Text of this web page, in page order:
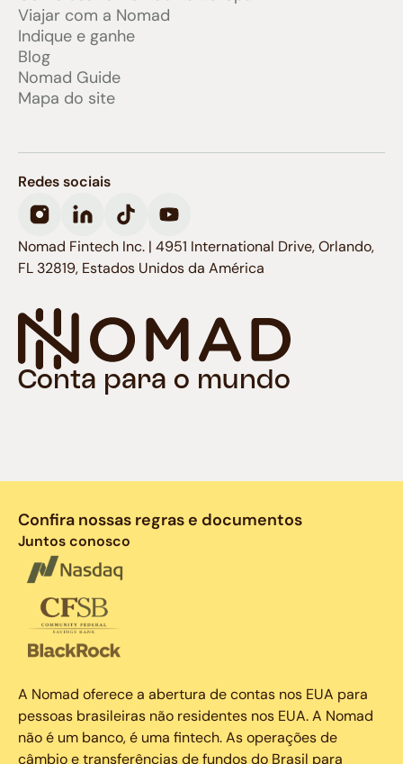
Viajar com a Nomad
Indique e ganhe
Blog
Nomad Guide
Mapa do site
Conta para o mundo
Redes sociais
Nomad Fintech Inc. | 4951 International Drive, Orlando,
FL 32819, Estados Unidos da América
Confira nossas regras e documentos
Juntos conosco
A Nomad oferece a abertura de contas nos EUA para
pessoas brasileiras não residentes nos EUA. A Nomad
não é um banco, é uma fintech. As operações de
câmbio e transferências de fundos do Brasil para